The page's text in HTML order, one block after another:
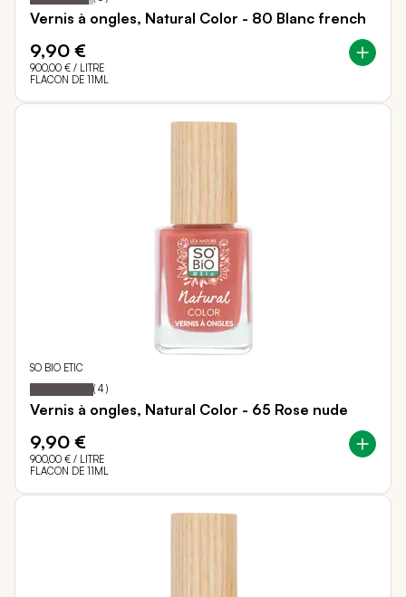
Vernis à ongles, Natural Color - 80 Blanc french
9,90 €
900,00 € / LITRE
FLACON DE 11ML
SO BIO ETIC
Notation: 100
% of
( 4 )
Vernis à ongles, Natural Color - 65 Rose nude
9,90 €
900,00 € / LITRE
FLACON DE 11ML